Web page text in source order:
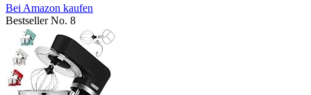
Bei Amazon kaufen
Bestseller No. 8